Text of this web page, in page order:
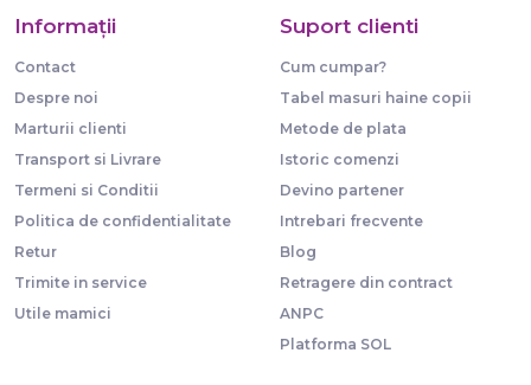
Informaţii
Contact
Despre noi
Marturii clienti
Transport si Livrare
Termeni si Conditii
Politica de confidentialitate
Retur
Trimite in service
Utile mamici
Suport clienti
Cum cumpar?
Tabel masuri haine copii
Metode de plata
Istoric comenzi
Devino partener
Intrebari frecvente
Blog
Retragere din contract
ANPC
Platforma SOL